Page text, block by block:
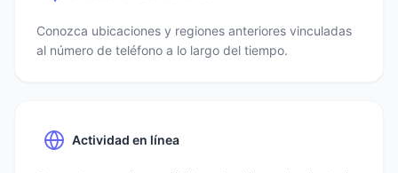
Conozca ubicaciones y regiones anteriores vinculadas
al número de teléfono a lo largo del tiempo.
Actividad en línea